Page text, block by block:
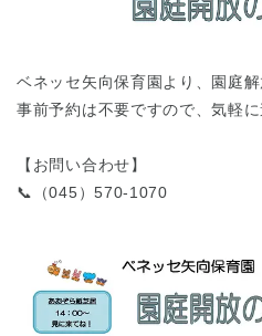
か
ベネッセ矢向保育園より、園庭
事前予約は不要ですので、気軽
【お問い合わせ】
📞（045）570-1070